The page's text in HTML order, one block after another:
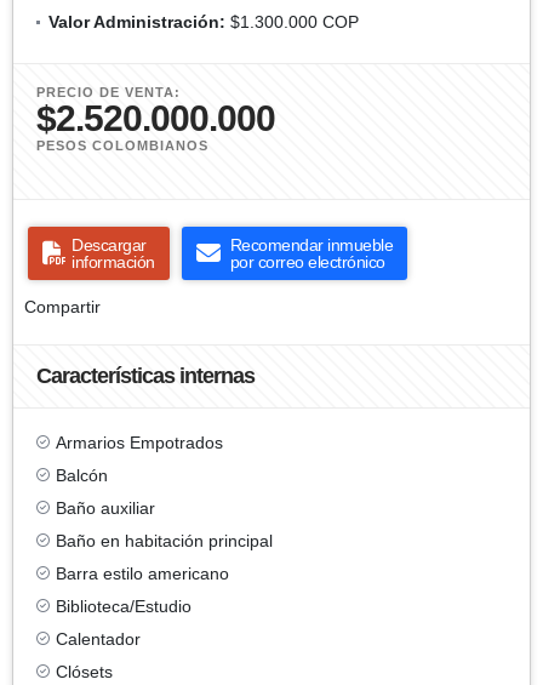
Valor Administración: $1.300.000 COP
PRECIO DE VENTA:
$2.520.000.000
PESOS COLOMBIANOS
Descargar
información
Recomendar inmueble
por correo electrónico
Compartir
Características internas
Armarios Empotrados
Balcón
Baño auxiliar
Baño en habitación principal
Barra estilo americano
Biblioteca/Estudio
Calentador
Clósets